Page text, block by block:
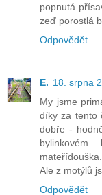
popnutá
zeď porostlá
Odpovědět
E. 18. srpna
My jsme
díky za tento
dobře -
Ale z motýlů
Odpovědět